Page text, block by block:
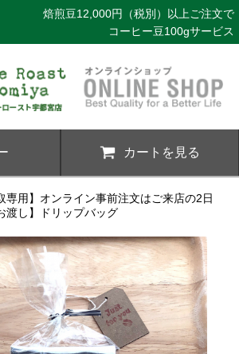
焙煎豆12,000円（税別）以上ご注文で
コーヒー豆100gサービス
カートを見る
専用】オンライン事前注文はご来店の2日
渡し】ドリップバッグ